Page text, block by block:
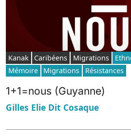
Kanak Caribéens Migrations
Mémoire
Migrations Résistances
1+1=nous (Guyanne)
Gilles Elie Dit Cosaque